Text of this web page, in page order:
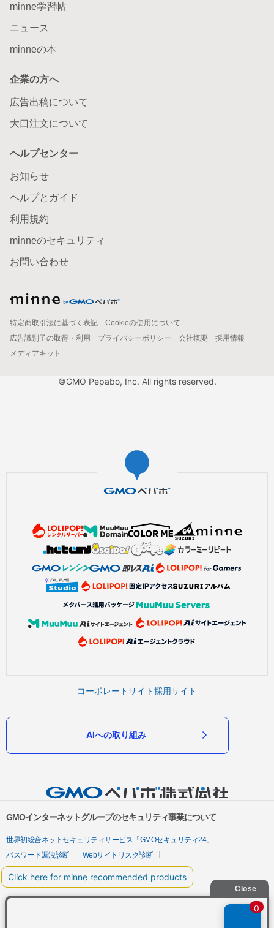
minne学習帖
ニュース
minneの本
企業の方へ
広告出稿について
大口注文について
ヘルプセンター
お知らせ
ヘルプとガイド
利用規約
minneのセキュリティ
お問い合わせ
特定商取引法に基づく表記
Cookieの使用について
広告識別子の取得・利用
プライバシーポリシー 会社概要
採用情報
メディアキット
©GMO Pepabo, Inc. All rights reserved.
コーポレートサイト採用サイト
AIへの取り組み
GMOインターネットグループのセキュリティ事業について
世界初総合ネットセキュリティサービス「GMOセキュリティ24」
パスワード漏洩診断
Webサイトリスク診断
セキュリティ相談AIチャットボット
実在証明・盗聴対策
サイバー攻撃対策（GMOサイバーセキュリティ byイエラエ）